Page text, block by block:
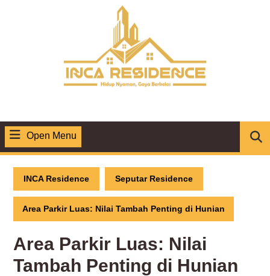
Open Menu
Menu
INCA Residence Seputar Residence
Area Parkir Luas: Nilai Tambah Penting di Hunian
Area Parkir Luas: Nilai
Tambah Penting di Hunian